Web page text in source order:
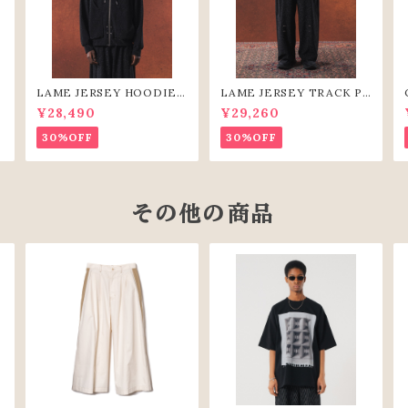
LAME JERSEY HOODIE
(BLK)
¥28,490
30%OFF
LAME JERSEY TRACK PA
NTS（BLK）
¥29,260
30%OFF
その他の商品